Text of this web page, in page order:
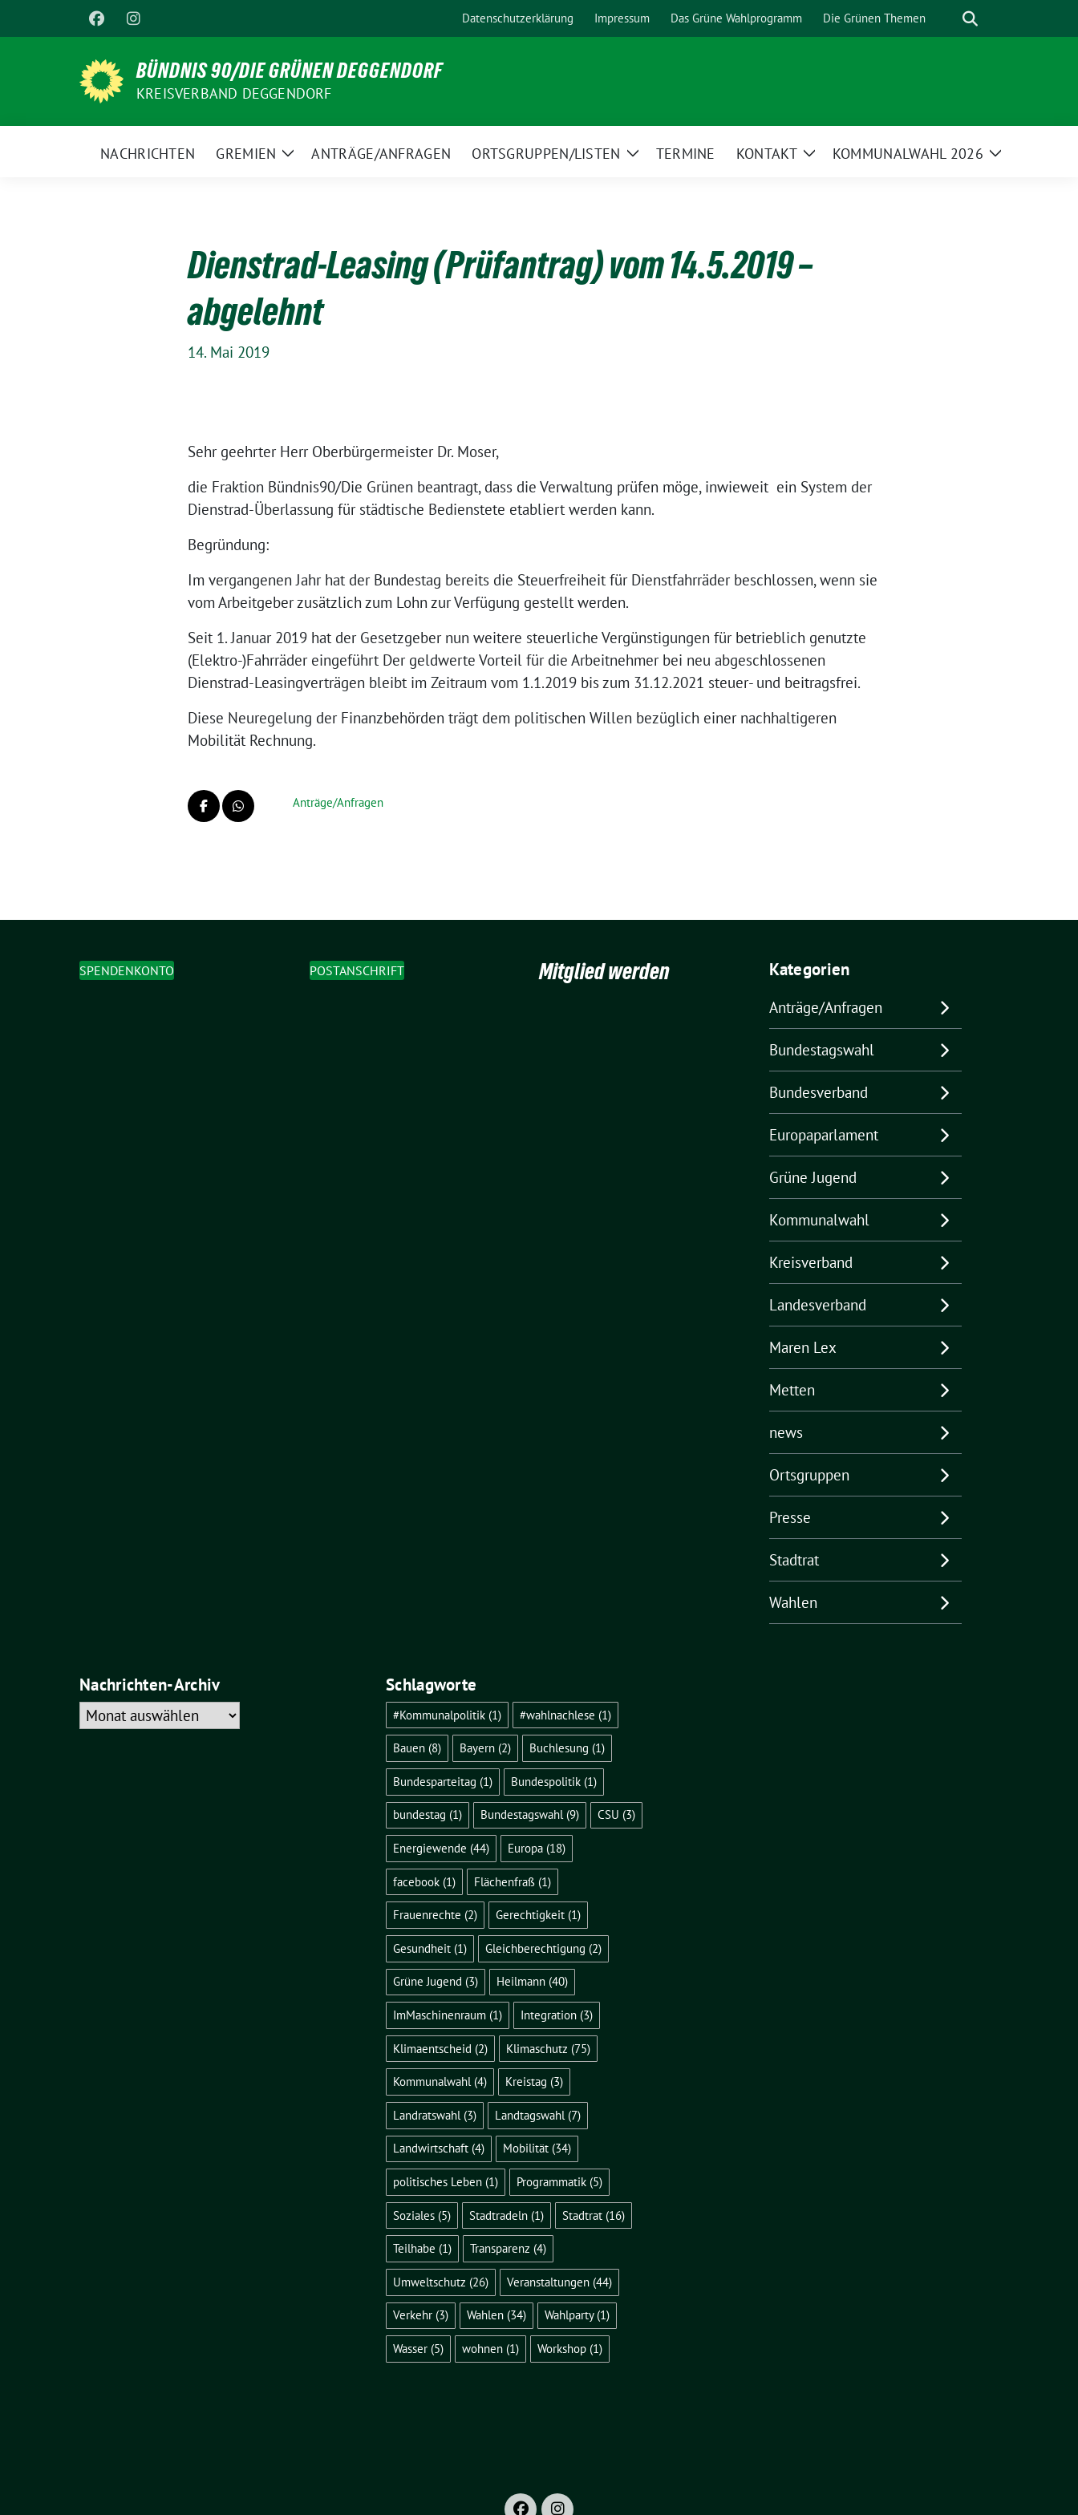
zum
Datenschutzerklärung Impressum Das Grüne Wahlprogramm Die Grünen Themen Suche
BÜNDNIS 90/DIE GRÜNEN DEGGENDORF
KREISVERBAND DEGGENDORF
NACHRICHTEN GREMIEN
ZeigeANTRÄGE/ANFRAGEN ORTSGRUPPEN/LISTEN
ZeigeTERMINE KONTAKT
ZeigeKOMMUNALWAHL 2026
Zeige
Dienstrad-Leasing (Prüfantrag) vom 14.5.2019 –
abgelehnt
14. Mai 2019
Sehr geehrter Herr Oberbürgermeister Dr. Moser,
die Fraktion Bündnis90/Die Grünen beantragt, dass die Verwaltung prüfen möge, inwieweit ein System der
Dienstrad-Überlassung für städtische Bedienstete etabliert werden kann.
Begründung:
Im vergangenen Jahr hat der Bundestag bereits die Steuerfreiheit für Dienstfahrräder beschlossen, wenn sie
vom Arbeitgeber zusätzlich zum Lohn zur Verfügung gestellt werden.
Seit 1. Januar 2019 hat der Gesetzgeber nun weitere steuerliche Vergünstigungen für betrieblich genutzte
(Elektro-)Fahrräder eingeführt Der geldwerte Vorteil für die Arbeitnehmer bei neu abgeschlossenen
Dienstrad-Leasingverträgen bleibt im Zeitraum vom 1.1.2019 bis zum 31.12.2021 steuer- und beitragsfrei.
Diese Neuregelung der Finanzbehörden trägt dem politischen Willen bezüglich einer nachhaltigeren
Mobilität Rechnung.
Anträge/Anfragen
SPENDENKONTO POSTANSCHRIFT Mitglied werden Kategorien
Anträge/Anfragen
Bundestagswahl
Bundesverband
Europaparlament
Grüne Jugend
Kommunalwahl
Kreisverband
Landesverband
Maren Lex
Metten
news
Ortsgruppen
Presse
Stadtrat
Wahlen
Nachrichten-Archiv
Nachrichten-
Archiv
Schlagworte
#Kommunalpolitik (1) #wahlnachlese (1)
Bauen (8) Bayern(2) Buchlesung (1)
Bundesparteitag (1) Bundespolitik(1)
bundestag (1) Bundestagswahl(9) CSU (3)
Energiewende (44) Europa(18)
facebook (1) Flächenfraß(1)
Frauenrechte (2) Gerechtigkeit(1)
Gesundheit (1) Gleichberechtigung (2)
Grüne Jugend (3) Heilmann(40)
ImMaschinenraum (1) Integration(3)
Klimaentscheid (2) Klimaschutz (75)
Kommunalwahl(4) Kreistag (3)
Landratswahl (3) Landtagswahl (7)
Landwirtschaft (4) Mobilität(34)
politisches Leben (1) Programmatik(5)
Soziales (5) Stadtradeln(1) Stadtrat(16)
Teilhabe (1) Transparenz (4)
Umweltschutz (26) Veranstaltungen(44)
Verkehr (3) Wahlen(34) Wahlparty(1)
Wasser (5) wohnen(1) Workshop(1)